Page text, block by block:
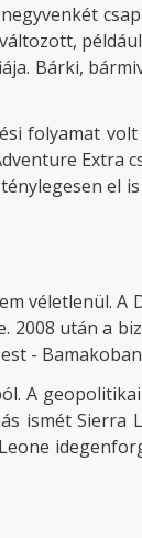
Bárki,
folyamat
el
véletlenül.
után a
-
A
ismét